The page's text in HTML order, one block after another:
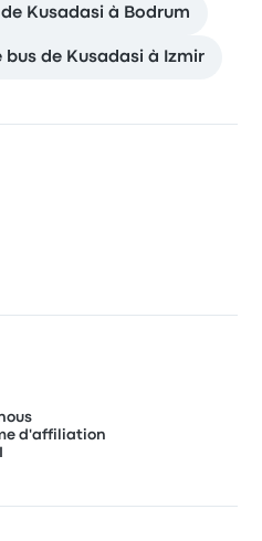
Kusadasi à Bodrum
bus de Kusadasi à Izmir
d'affiliation